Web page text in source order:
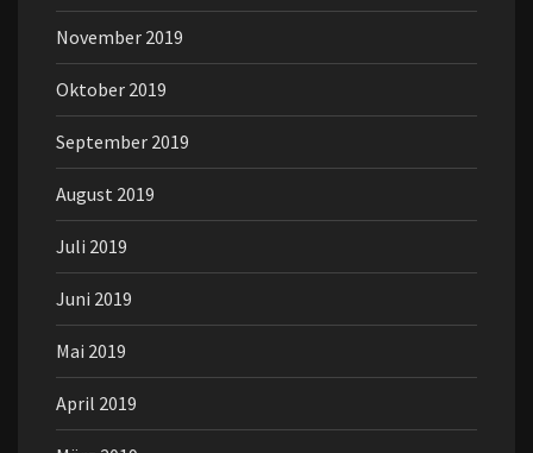
November 2019
Oktober 2019
September 2019
August 2019
Juli 2019
Juni 2019
Mai 2019
April 2019